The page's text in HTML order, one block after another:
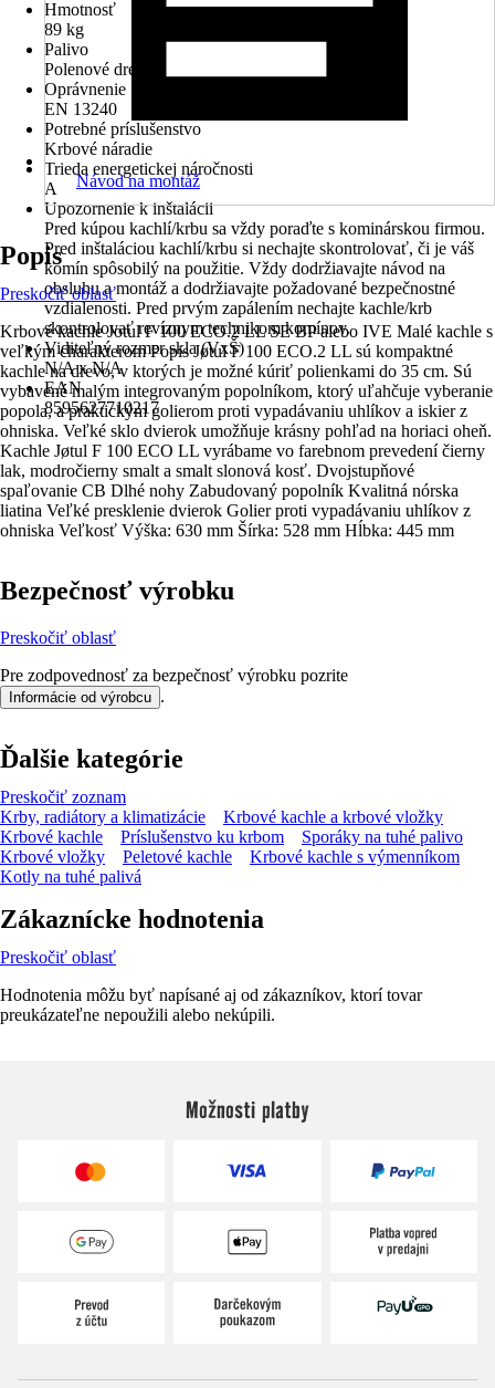
Hmotnosť
89 kg
Palivo
Polenové drevo
Oprávnenie
EN 13240
Potrebné príslušenstvo
Krbové náradie
Trieda energetickej náročnosti
A
Upozornenie k inštalácii
Pred kúpou kachlí/krbu sa vždy poraďte s kominárskou firmou.
Pred inštaláciou kachlí/krbu si nechajte skontrolovať, či je váš
komín spôsobilý na použitie. Vždy dodržiavajte návod na
obsluhu a montáž a dodržiavajte požadované bezpečnostné
vzdialenosti. Pred prvým zapálením nechajte kachle/krb
skontrolovať revíznym technikom komínov.
Viditeľný rozmer skla (VxŠ)
N/A x N/A
EAN
8595627710217
Návod na montáž
Popis
Preskočiť oblasť
Krbové kachle Jotul F 100 ECO.2 LL SE BP alebo IVE Malé kachle s
veľkým charakterom Popis Jøtul F 100 ECO.2 LL sú kompaktné
kachle na drevo, v ktorých je možné kúriť polienkami do 35 cm. Sú
vybavené malým integrovaným popolníkom, ktorý uľahčuje vyberanie
popola, a praktickým golierom proti vypadávaniu uhlíkov a iskier z
ohniska. Veľké sklo dvierok umožňuje krásny pohľad na horiaci oheň.
Kachle Jøtul F 100 ECO LL vyrábame vo farebnom prevedení čierny
lak, modročierny smalt a smalt slonová kosť. Dvojstupňové
spaľovanie CB Dlhé nohy Zabudovaný popolník Kvalitná nórska
liatina Veľké presklenie dvierok Golier proti vypadávaniu uhlíkov z
ohniska Veľkosť Výška: 630 mm Šírka: 528 mm Hĺbka: 445 mm
Bezpečnosť výrobku
Preskočiť oblasť
Pre zodpovednosť za bezpečnosť výrobku pozrite
Informácie od výrobcu .
Ďalšie kategórie
Preskočiť zoznam
Krby, radiátory a klimatizácie
Krbové kachle a krbové vložky
Krbové kachle
Príslušenstvo ku krbom
Sporáky na tuhé palivo
Krbové vložky
Peletové kachle
Krbové kachle s výmenníkom
Kotly na tuhé palivá
Zákaznícke hodnotenia
Preskočiť oblasť
Hodnotenia môžu byť napísané aj od zákazníkov, ktorí tovar
preukázateľne nepoužili alebo nekúpili.
Možnosti platby